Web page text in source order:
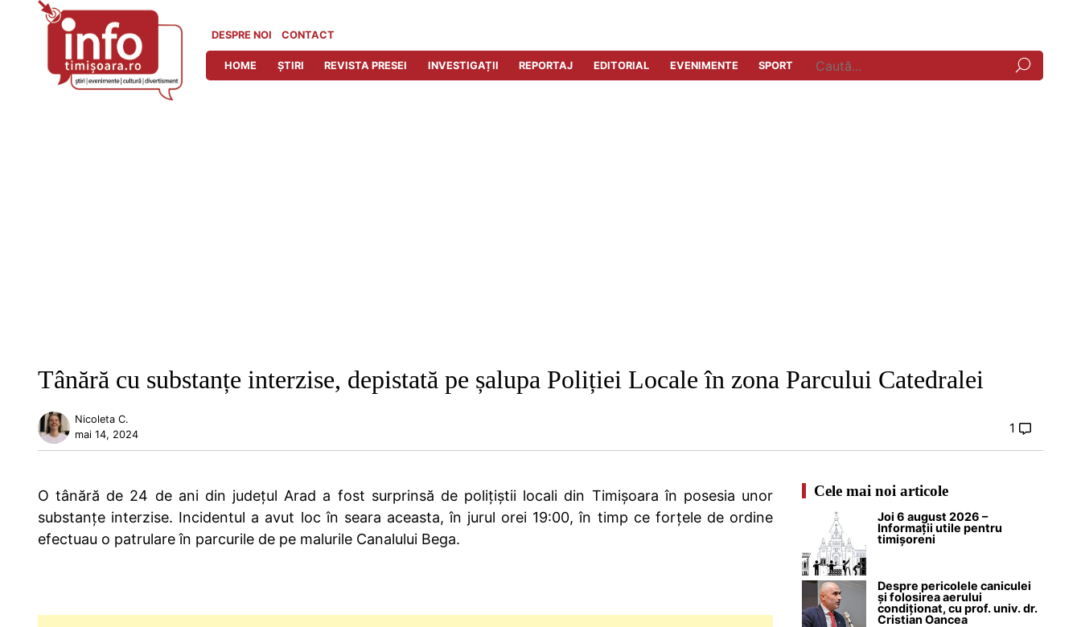
DESPRE NOI CONTACT
HOME ȘTIRI REVISTA PRESEI INVESTIGAȚII REPORTAJ EDITORIAL EVENIMENTE SPORT
Tânără cu substanțe interzise, depistată pe șalupa Poliției Locale în zona Parcului Catedralei
Nicoleta C.
mai 14, 2024
1
O tânără de 24 de ani din județul Arad a fost surprinsă de polițiștii locali din Timișoara în posesia unor
substanțe interzise. Incidentul a avut loc în seara aceasta, în jurul orei 19:00, în timp ce forțele de ordine
efectuau o patrulare în parcurile de pe malurile Canalului Bega.
Cele mai noi articole
Joi 6 august 2026 –
Informații utile pentru
timișoreni
Despre pericolele caniculei
și folosirea aerului
condiționat, cu prof. univ. dr.
Cristian Oancea